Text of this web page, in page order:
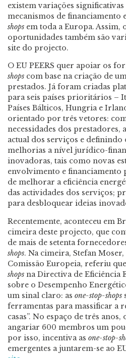
existem variações
mecanismos de financiamento
shops em toda a Europa. Assim,
oportunidades também são
site do projecto.
O EU PEERS quer apoiar os
shops com base na criação de
prestados. Já foram criadas
para seis países prioritários –
Países Bálticos, Hungria e
orientado por três vetores:
necessidades dos prestadores,
actual dos serviços e
melhorias a nível jurídico-
inovadoras, tais como novas
envolvimento e financiamento
de melhorar a eficiência
das actividades dos serviços;
para desbloquear ideias
Recentemente, aconteceu em
cimeira deste projecto, que
de mais de setenta
shops. Na cimeira, Stefan
Comissão Europeia, referiu
shops na Directiva de Eficiência
sobre o Desempenho
um sinal claro: as one-stop-shops
ferramentas para massificar a
casas”. No espaço de três
angariar 600 membros um
por isso, incentiva as one-stop-
emergentes a juntarem-se ao